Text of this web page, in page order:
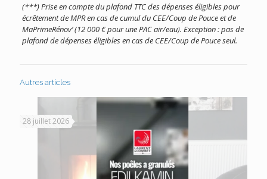
(***) Prise en compte du plafond TTC des dépenses éligibles pour
écrêtement de MPR en cas de cumul du CEE/Coup de Pouce et de
MaPrimeRénov’ (12 000 € pour une PAC air/eau). Exception : pas de
plafond de dépenses éligibles en cas de CEE/Coup de Pouce seul.
Autres articles
28 juillet 2026